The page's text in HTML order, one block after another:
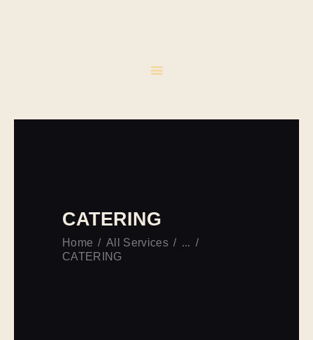
CATERING
Home All Services
...
CATERING